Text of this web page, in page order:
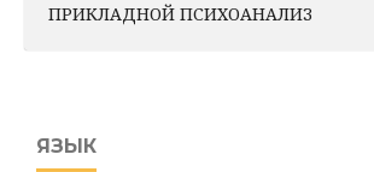
ПРИКЛАДНОЙ ПСИХОАНАЛИЗ
ЯЗЫК